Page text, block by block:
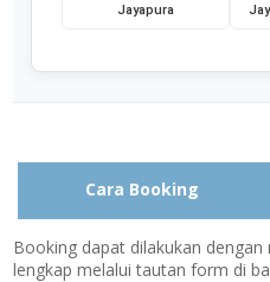
Jayapura
Cara Booking
Booking dapat dilakukan
lengkap melalui tautan form di